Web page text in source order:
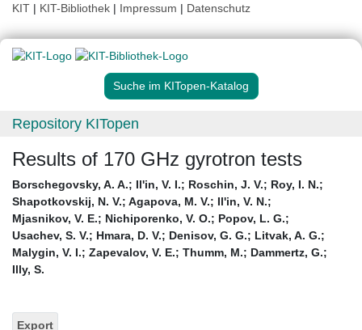
KIT | KIT-Bibliothek | Impressum | Datenschutz
Suche im KITopen-Katalog
Repository KITopen
Results of 170 GHz gyrotron tests
Borschegovsky, A. A.; Il'in, V. I.; Roschin, J. V.; Roy, I. N.;
Shapotkovskij, N. V.; Agapova, M. V.; Il'in, V. N.;
Mjasnikov, V. E.; Nichiporenko, V. O.; Popov, L. G.;
Usachev, S. V.; Hmara, D. V.; Denisov, G. G.; Litvak, A. G.;
Malygin, V. I.; Zapevalov, V. E.; Thumm, M.; Dammertz, G.;
Illy, S.
Export